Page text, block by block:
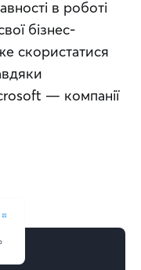
в роботі
бізнес-
скористатися
— компанії